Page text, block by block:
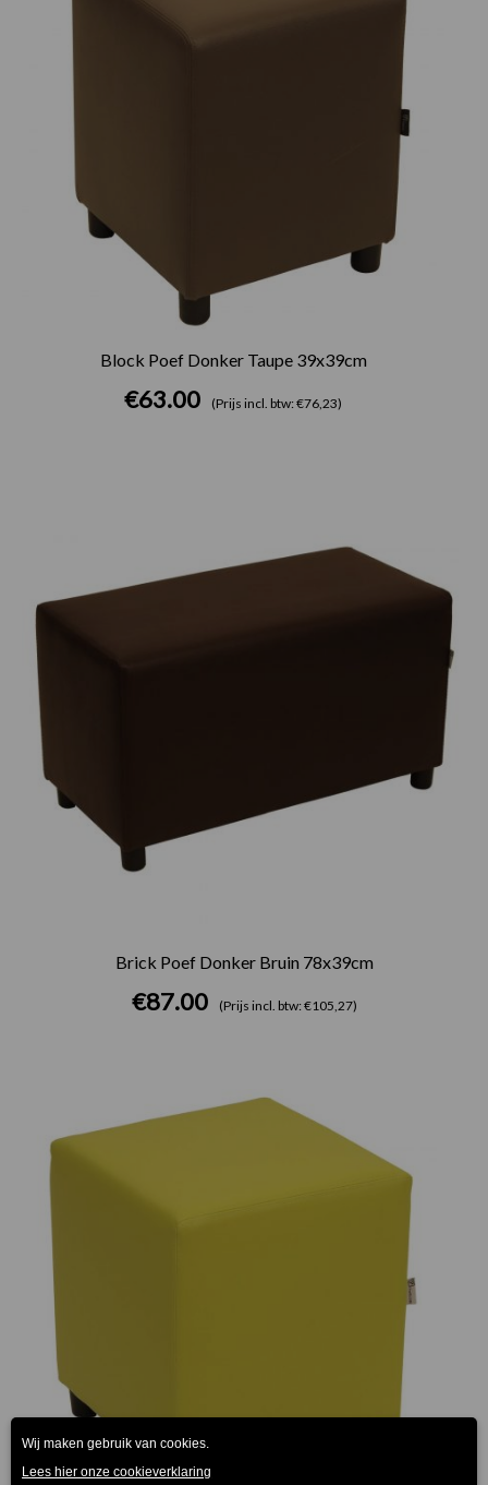
Block Poef Donker Taupe 39x39cm
€63.00 (Prijs incl. btw: €76,23)
Brick Poef Donker Bruin 78x39cm
€87.00 (Prijs incl. btw: €105,27)